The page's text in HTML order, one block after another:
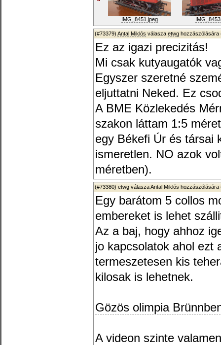
IMG_8451.jpeg
(#73379) Antal Miklós válasza etwg hozzászólására
Ez az igazi precizitás!
Mi csak kutyaugatók
Egyszer szeretné
eljuttatni Neked. Ez
A BME Közlekedés
szakon láttam 1:5
egy Békefi Úr és társai
ismeretlen. NO azok
méretben).
(#73380) etwg válaszaAntal Miklós hozzászólására
Egy barátom 5 collos
embereket is lehet
Az a baj, hogy ahhoz
jo kapcsolatok ahol ezt
termeszetesen kis
kilosak is lehetnek.
Gözös olimpia
A videon szinte